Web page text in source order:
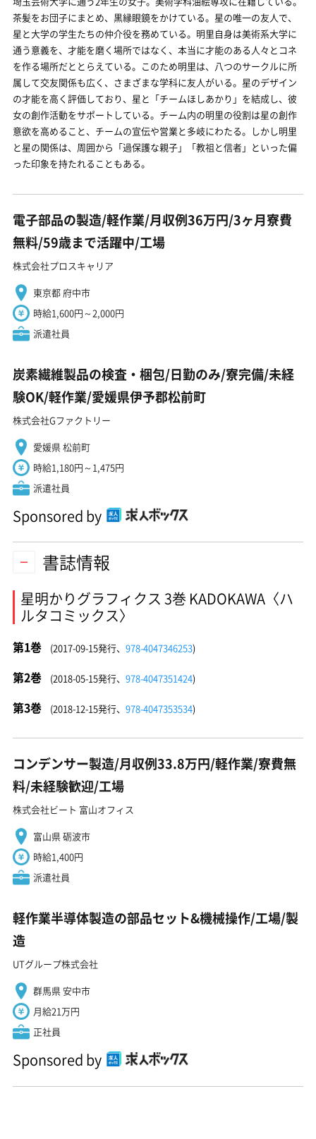
茶髪をお団子にまとめ、黒縁眼鏡をかけている。星の唯一の友人で、
星と大学の学生たちの仲介役を務めている。明里自身は美術系大学に
通う意義を、才能を磨く場所ではなく、本当に才能のある人々とコネ
を作る場所だととらえている。このため明里は、八つのサークルに所
属して交友関係も広く、さまざまな学科に友人がいる。星のデザイン
の才能を高く評価しており、星と「チームほしあかり」を結成し、彼
女の創作活動をサポートしている。チーム内の明里の役割は星の創作
意欲を高めること、チームの宣伝や営業と多岐にわたる。しかし明里
と星の関係は、周囲から「過保護な親子」「教祖と信者」といった偏
った印象を持たれることもある。
電子部品の製造/軽作業/月収例36万円/3ヶ月寮費
無料/59歳まで活躍中/工場
株式会社プロスキャリア
東京都 府中市
時給1,600円～2,000円
派遣社員
炭素繊維製品の検査・梱包/日勤のみ/寮完備/未経
験OK/軽作業/愛媛県伊予郡松前町
株式会社Gファクトリー
愛媛県 松前町
時給1,180円～1,475円
派遣社員
Sponsored by
書誌情報
星明かりグラフィクス 3巻 KADOKAWA〈ハ
ルタコミックス〉
第1巻 (2017-09-15発行、 978-4047346253)
第2巻 (2018-05-15発行、 978-4047351424)
第3巻 (2018-12-15発行、 978-4047353534)
コンデンサー製造/月収例33.8万円/軽作業/寮費無
料/未経験歓迎/工場
株式会社ビート 富山オフィス
富山県 砺波市
時給1,400円
派遣社員
軽作業半導体製造の部品セット&機械操作/工場/製
造
UTグループ株式会社
群馬県 安中市
月給21万円
正社員
Sponsored by